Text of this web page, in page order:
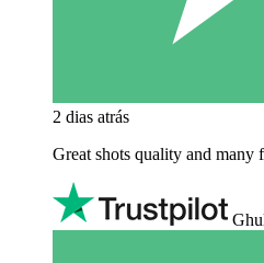
2 dias atrás
Great shots quality and many